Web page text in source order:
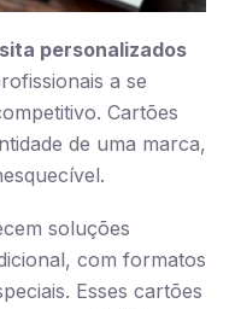
personalizados
a se
Cartões
de uma marca,
soluções
com formatos
Esses cartões